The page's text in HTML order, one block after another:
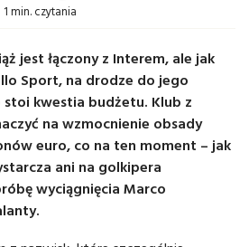
1 min. czytania
jest łączony z Interem, ale jak
Sport, na drodze do jego
stoi kwestia budżetu. Klub z
na wzmocnienie obsady
euro, co na ten moment – jak
ani na golkipera
wyciągnięcia Marco